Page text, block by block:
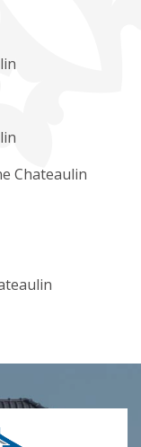
Chateaulin